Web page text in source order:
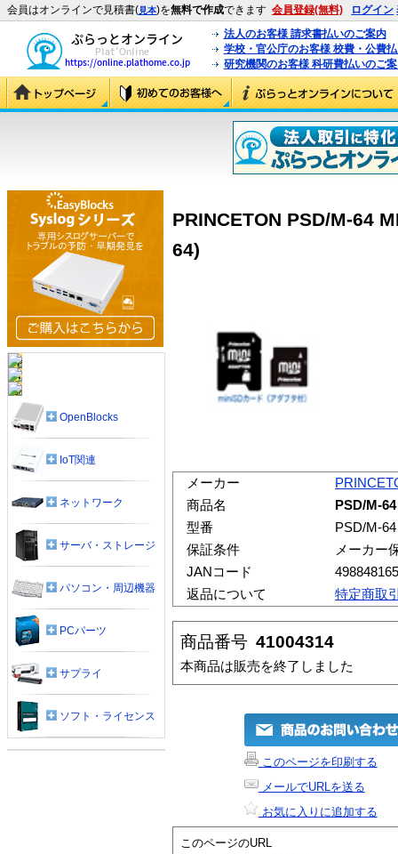
会員はオンラインで見積書(見本)を無料で作成できます 会員登録(無料) ログイン
法人のお客様 請求書払いのご案内
学校・官公庁のお客様 校費・公費
研究機関のお客様 科研費払いのご
PRINCETON PSD/M-64
64)
メーカー
商品名
PSD/M-
型番
PSD/M-64
保証条件
メーカー
JANコード
返品について
特定商取
商品番号 41004314
本商品は販売を終了しました
このページを印刷する
メールでURLを送る
お気に入りに追加する
このページのURL
OpenBlocks
IoT関連
ネットワーク
サーバ・ストレージ
パソコン・周辺機器
PCパーツ
サプライ
ソフト・ライセンス